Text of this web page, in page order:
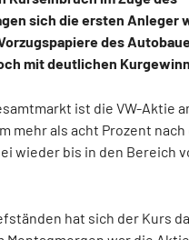
sich die ersten Anleger
des
mit deutlichen
ist die VW-Aktie
mehr als acht Prozent nach
wieder bis in den Bereich
hat sich der Kurs